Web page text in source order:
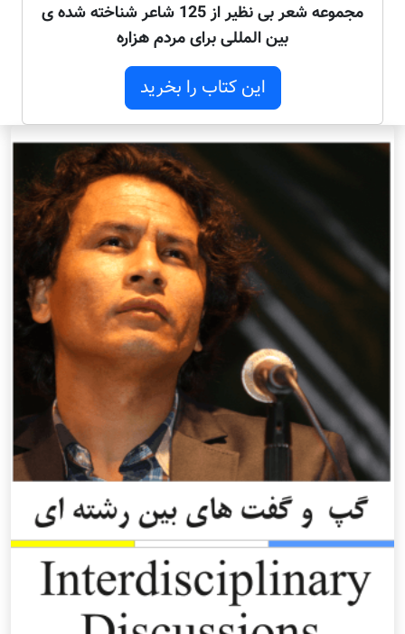
مجموعه شعر بی نظیر از 125 شاعر شناخته شده ی
بین المللی برای مردم هزاره
این کتاب را بخرید